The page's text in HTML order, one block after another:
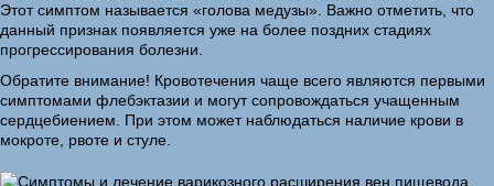
Этот симптом называется «голова медузы». Важно отметить, что
данный признак появляется уже на более поздних стадиях
прогрессирования болезни.
Обратите внимание! Кровотечения чаще всего являются первыми
симптомами флебэктазии и могут сопровождаться учащенным
сердцебиением. При этом может наблюдаться наличие крови в
мокроте, рвоте и стуле.